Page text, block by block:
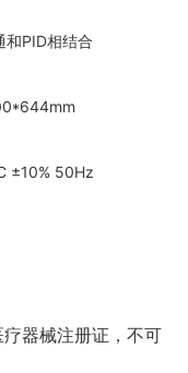
和PID相结合
±10% 50Hz
器械注册证，不可